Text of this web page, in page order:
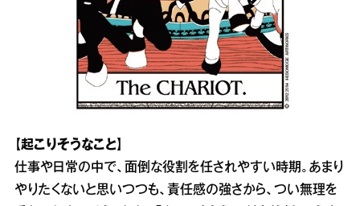
【起こりそうなこと】
仕事や日常の中で、面倒な役割を任されやすい時期。あまり
やりたくないと思いつつも、責任感の強さから、つい無理を